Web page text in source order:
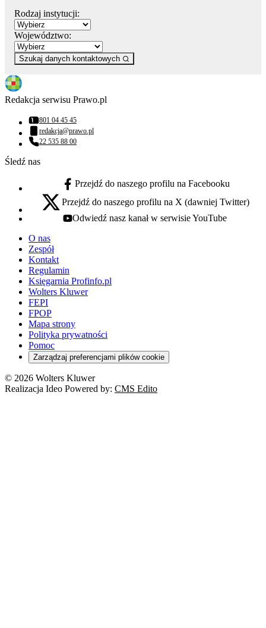
Rodzaj instytucji:
Województwo:
Szukaj danych kontaktowych
Redakcja serwisu Prawo.pl
Numer telefonu:
801 04 45 45
Adres email:
redakcja@prawo.pl
Numer telefonu:
22 535 88 00
Śledź nas
facebook - otwiera się w nowej karcie
Przejdź do naszego profilu na Facebooku
x - otwiera się w nowej karcie
Przejdź do naszego profilu na X (dawniej Twitter)
youtube - otwiera się w nowej karcie
Odwiedź nasz kanał w serwisie YouTube
O nas
Zespół
Kontakt
Regulamin
Księgarnia Profinfo.pl
Wolters Kluwer
FEPI
FPOP
Mapa strony
Polityka prywatności
Pomoc
Zarządzaj preferencjami plików cookie
© 2026 Wolters Kluwer
Realizacja Ideo Powered by: CMS Edito